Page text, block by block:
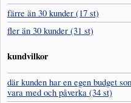
färre än 30 kunder (17 st)
fler än 30 kunder (31 st)
kundvilkor
där kunden har en egen budget
vara med och påverka (34 st)